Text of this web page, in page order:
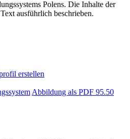
erstellen
Abbildung als PDF 95.50